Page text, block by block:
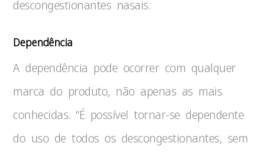
descongestionantes nasais:
Dependência
A dependência pode ocorrer com qualquer
marca do produto, não apenas as mais
conhecidas. “É possível tornar-se dependente
do uso de todos os descongestionantes, sem